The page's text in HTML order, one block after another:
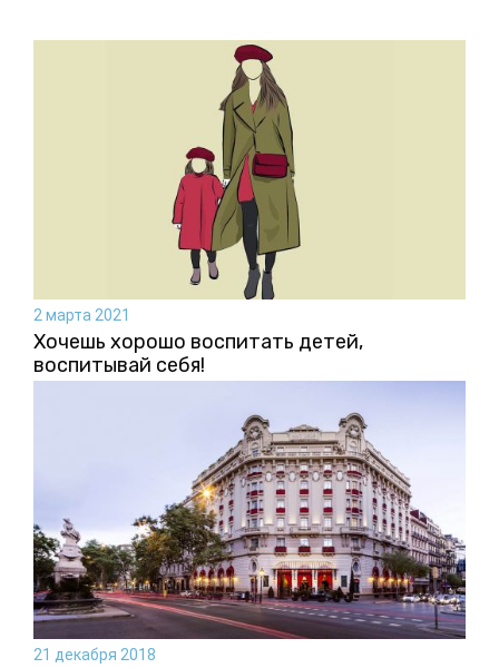
2 марта 2021
Хочешь хорошо воспитать детей,
воспитывай себя!
21 декабря 2018